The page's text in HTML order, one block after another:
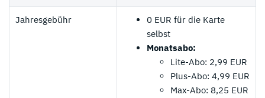
Jahresgebühr
0 EUR für die Karte
selbst
Monatsabo:
Lite-Abo: 2,99 EUR
Plus-Abo: 4,99 EUR
Max-Abo: 8,25 EUR